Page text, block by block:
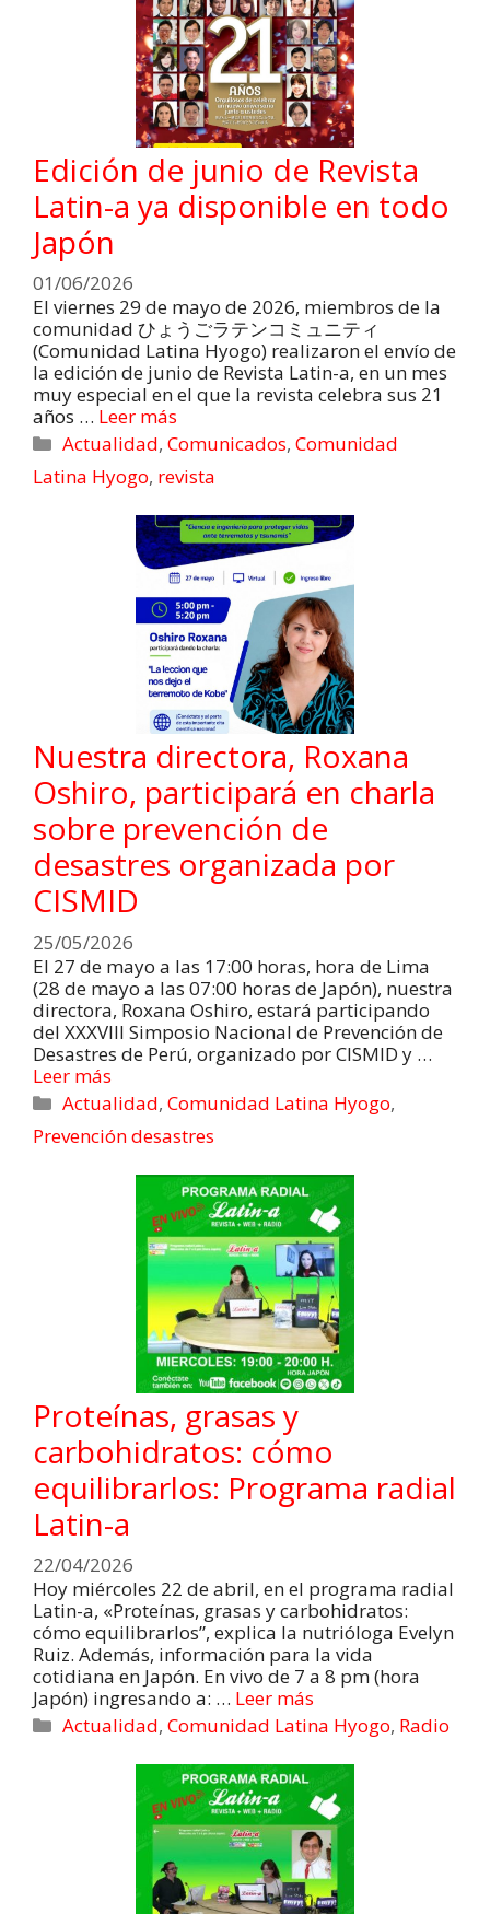
Edición de junio de Revista
Latin-a ya disponible en todo
Japón
01/06/2026
El viernes 29 de mayo de 2026, miembros de la
comunidad ひょうごラテンコミュニティ
(Comunidad Latina Hyogo) realizaron el envío de
la edición de junio de Revista Latin-a, en un mes
muy especial en el que la revista celebra sus 21
años … Leer más
Actualidad,Comunicados,Comunidad
Latina Hyogo, revista
Nuestra directora, Roxana
Oshiro, participará en charla
sobre prevención de
desastres organizada por
CISMID
25/05/2026
El 27 de mayo a las 17:00 horas, hora de Lima
(28 de mayo a las 07:00 horas de Japón), nuestra
directora, Roxana Oshiro, estará participando
del XXXVIII Simposio Nacional de Prevención de
Desastres de Perú, organizado por CISMID y …
Leer más
Actualidad,Comunidad Latina Hyogo,
Prevención desastres
Proteínas, grasas y
carbohidratos: cómo
equilibrarlos: Programa radial
Latin-a
22/04/2026
Hoy miércoles 22 de abril, en el programa radial
Latin-a, «Proteínas, grasas y carbohidratos:
cómo equilibrarlos”, explica la nutrióloga Evelyn
Ruiz. Además, información para la vida
cotidiana en Japón. En vivo de 7 a 8 pm (hora
Japón) ingresando a: … Leer más
Actualidad,Comunidad Latina Hyogo, Radio